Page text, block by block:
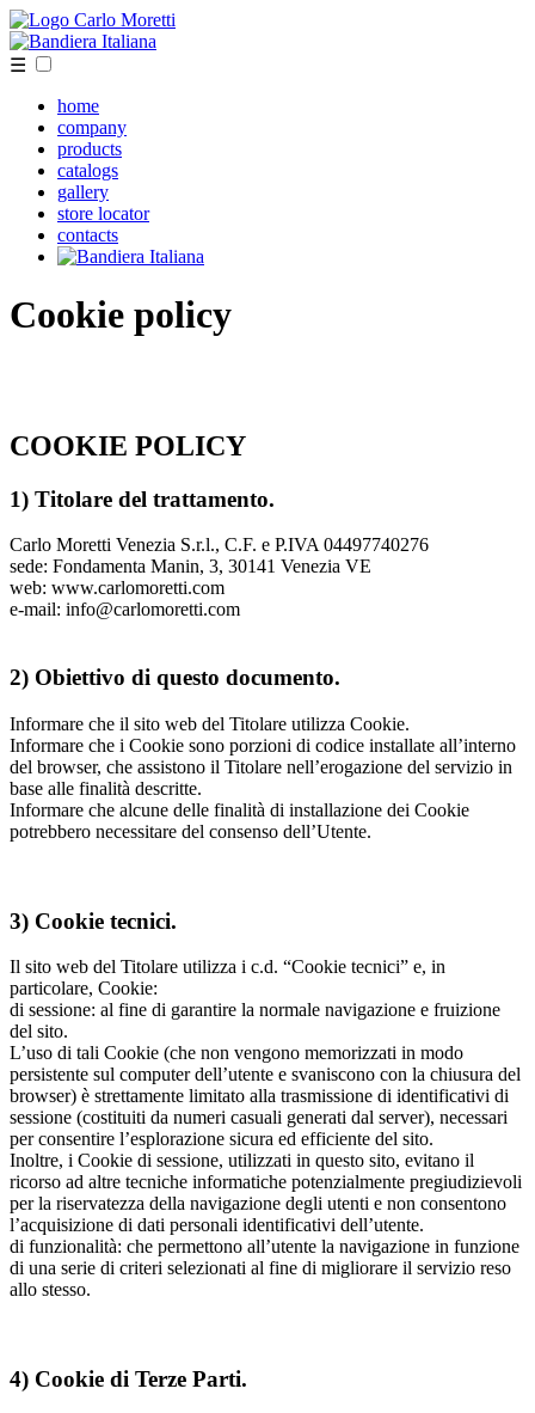
☰
home
company
products
catalogs
gallery
store locator
contacts
Cookie policy
COOKIE POLICY
1) Titolare del trattamento.
Carlo Moretti Venezia S.r.l., C.F. e P.IVA 04497740276
sede: Fondamenta Manin, 3, 30141 Venezia VE
web: www.carlomoretti.com
e-mail: info@carlomoretti.com
2) Obiettivo di questo documento.
Informare che il sito web del Titolare utilizza Cookie.
Informare che i Cookie sono porzioni di codice installate all’interno
del browser, che assistono il Titolare nell’erogazione del servizio in
base alle finalità descritte.
Informare che alcune delle finalità di installazione dei Cookie
potrebbero necessitare del consenso dell’Utente.
3) Cookie tecnici.
Il sito web del Titolare utilizza i c.d. “Cookie tecnici” e, in
particolare, Cookie:
di sessione: al fine di garantire la normale navigazione e fruizione
del sito.
L’uso di tali Cookie (che non vengono memorizzati in modo
persistente sul computer dell’utente e svaniscono con la chiusura del
browser) è strettamente limitato alla trasmissione di identificativi di
sessione (costituiti da numeri casuali generati dal server), necessari
per consentire l’esplorazione sicura ed efficiente del sito.
Inoltre, i Cookie di sessione, utilizzati in questo sito, evitano il
ricorso ad altre tecniche informatiche potenzialmente pregiudizievoli
per la riservatezza della navigazione degli utenti e non consentono
l’acquisizione di dati personali identificativi dell’utente.
di funzionalità: che permettono all’utente la navigazione in funzione
di una serie di criteri selezionati al fine di migliorare il servizio reso
allo stesso.
4) Cookie di Terze Parti.